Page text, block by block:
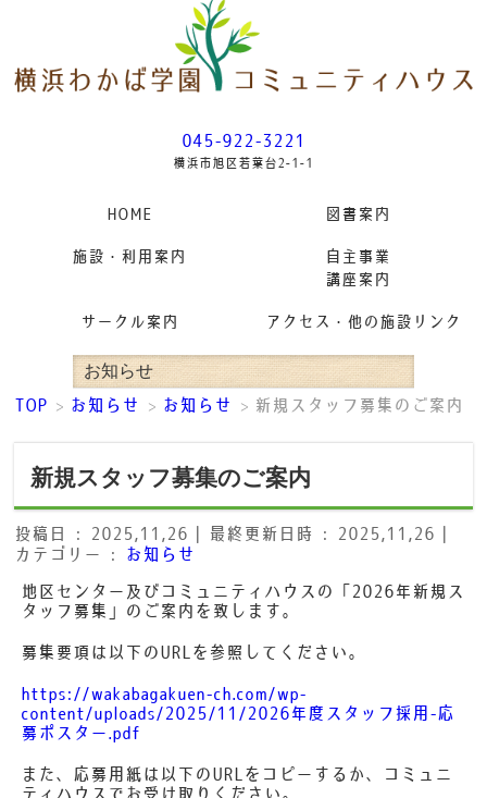
045-922-3221
横浜市旭区若葉台2-1-1
HOME 図書案内
施設・利用案内
自主事業
講座案内
サークル案内 アクセス・他の施設リンク
お知らせ
TOP > お知らせ > お知らせ > 新規スタッフ募集のご案内
新規スタッフ募集のご案内
投稿日 : 2025,11,26
最終更新日時 : 2025,11,26
カテゴリー : お知らせ
地区センター及びコミュニティハウスの「2026年新規ス
タッフ募集」のご案内を致します。
募集要項は以下のURLを参照してください。
https://wakabagakuen-ch.com/wp-
content/uploads/2025/11/2026年度スタッフ採用-応
募ポスター.pdf
また、応募用紙は以下のURLをコピーするか、コミュニ